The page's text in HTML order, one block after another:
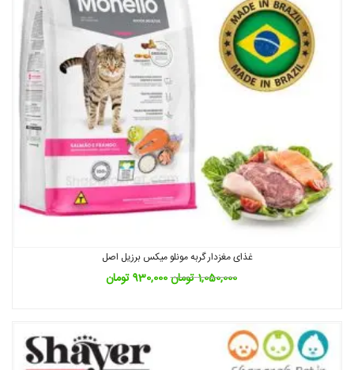
غذای مغزدار گربه مونلو میکس برزیل اصل
1,050,000تومان930,000تومان